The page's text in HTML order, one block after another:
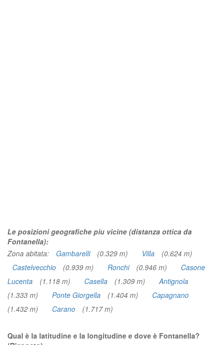
Le posizioni geografiche piu vicine (distanza ottica da
Fontanella):
Zona abitata:
Gambarelli (0.329 m) Villa
(0.624 m)
Castelvecchio
(0.939 m) Ronchi (0.946 m)
Casone
Lucenta
(1.118 m) Casella (1.309 m)
Antignola
(1.333 m)
Ponte Giorgella (1.404 m)
Capagnano
(1.432 m)
Carano (1.717 m)
Qual è la latitudine e la longitudine e dove è Fontanella?